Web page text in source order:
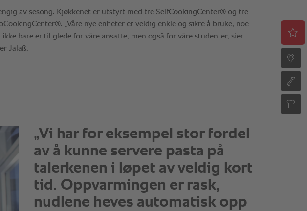
„Vi har for eksempel stor fordel
av å kunne servere pasta på
talerkenen i løpet av veldig kort
tid. Oppvarmingen er rask,
nudlene heves automatisk opp